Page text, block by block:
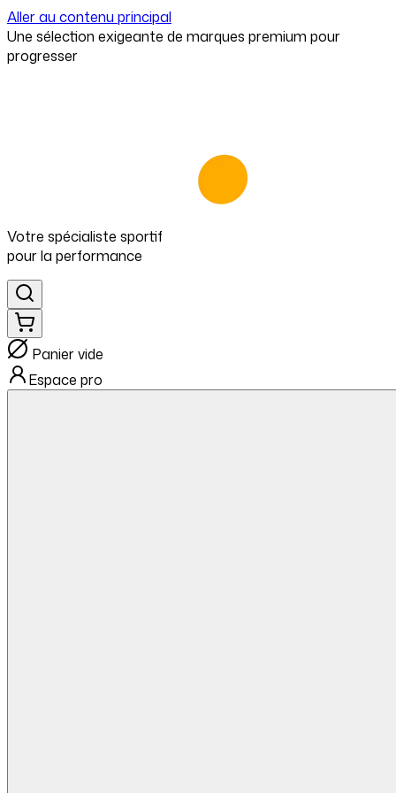
Aller au contenu principal
⁠Une sélection exigeante de marques premium pour
progresser
Votre spécialiste sportif
pourla performance
Panier vide
Espace pro